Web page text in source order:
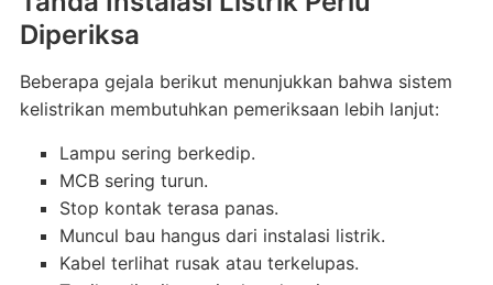
Diperiksa
Beberapa gejala berikut menunjukkan bahwa sistem
kelistrikan membutuhkan pemeriksaan lebih lanjut:
Lampu sering berkedip.
MCB sering turun.
Stop kontak terasa panas.
Muncul bau hangus dari instalasi listrik.
Kabel terlihat rusak atau terkelupas.